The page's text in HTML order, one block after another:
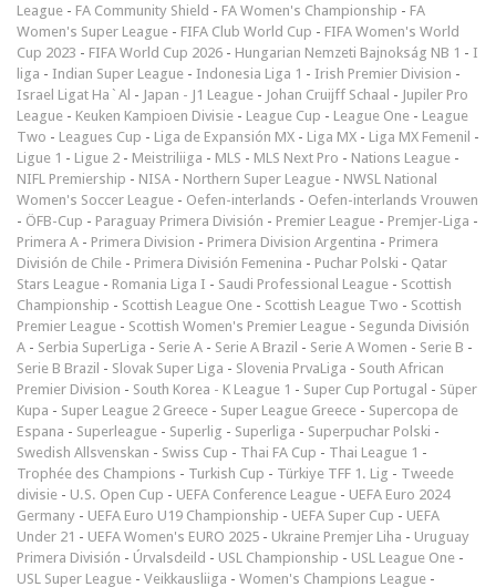
League - FA Community Shield - FA Women's Championship - FA
Women's Super League - FIFA Club World Cup - FIFA Women's World
Cup 2023 - FIFA World Cup 2026 - Hungarian Nemzeti Bajnokság NB 1 - I
liga - Indian Super League - Indonesia Liga 1 - Irish Premier Division -
Israel Ligat Ha`Al - Japan - J1 League - Johan Cruijff Schaal - Jupiler Pro
League - Keuken Kampioen Divisie - League Cup - League One - League
Two - Leagues Cup - Liga de Expansión MX - Liga MX - Liga MX Femenil -
Ligue 1 - Ligue 2 - Meistriliiga - MLS - MLS Next Pro - Nations League -
NIFL Premiership - NISA - Northern Super League - NWSL National
Women's Soccer League - Oefen-interlands - Oefen-interlands Vrouwen
- ÖFB-Cup - Paraguay Primera División - Premier League - Premjer-Liga -
Primera A - Primera Division - Primera Division Argentina - Primera
División de Chile - Primera División Femenina - Puchar Polski - Qatar
Stars League - Romania Liga I - Saudi Professional League - Scottish
Championship - Scottish League One - Scottish League Two - Scottish
Premier League - Scottish Women's Premier League - Segunda División
A - Serbia SuperLiga - Serie A - Serie A Brazil - Serie A Women - Serie B -
Serie B Brazil - Slovak Super Liga - Slovenia PrvaLiga - South African
Premier Division - South Korea - K League 1 - Super Cup Portugal - Süper
Kupa - Super League 2 Greece - Super League Greece - Supercopa de
Espana - Superleague - Superlig - Superliga - Superpuchar Polski -
Swedish Allsvenskan - Swiss Cup - Thai FA Cup - Thai League 1 -
Trophée des Champions - Turkish Cup - Türkiye TFF 1. Lig - Tweede
divisie - U.S. Open Cup - UEFA Conference League - UEFA Euro 2024
Germany - UEFA Euro U19 Championship - UEFA Super Cup - UEFA
Under 21 - UEFA Women's EURO 2025 - Ukraine Premjer Liha - Uruguay
Primera División - Úrvalsdeild - USL Championship - USL League One -
USL Super League - Veikkausliiga - Women's Champions League -